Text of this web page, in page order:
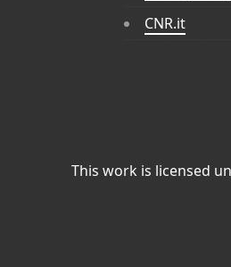
CNR.it
This work is licensed